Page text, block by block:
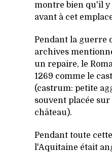
montre bien qu'il
avant à cet
Pendant la guerre
archives
un repaire, le
1269 comme le
(castrum: petite
souvent placée
château).
Pendant toute
l'Aquitaine était